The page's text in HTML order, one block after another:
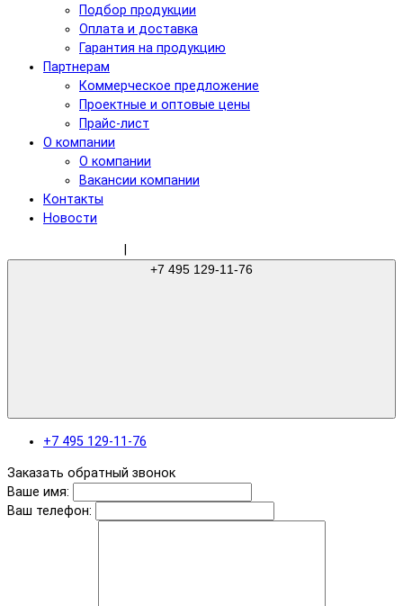
Подбор продукции
Оплата и доставка
Гарантия на продукцию
Партнерам
Коммерческое предложение
Проектные и оптовые цены
Прайс-лист
О компании
О компании
Вакансии компании
Контакты
Новости
+7 495 129-11-76
Заказать обратный звонок
Ваше имя:
Ваш телефон: